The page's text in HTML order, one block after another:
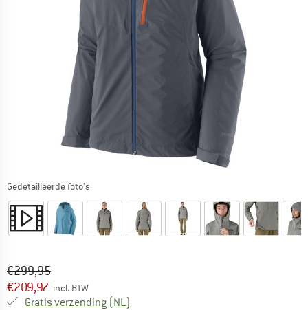
Gedetailleerde foto's
Oorspronkelijke prijs :
€299,95
Prijs:
€209,97 incl. BTW
Gratis verzending (NL)